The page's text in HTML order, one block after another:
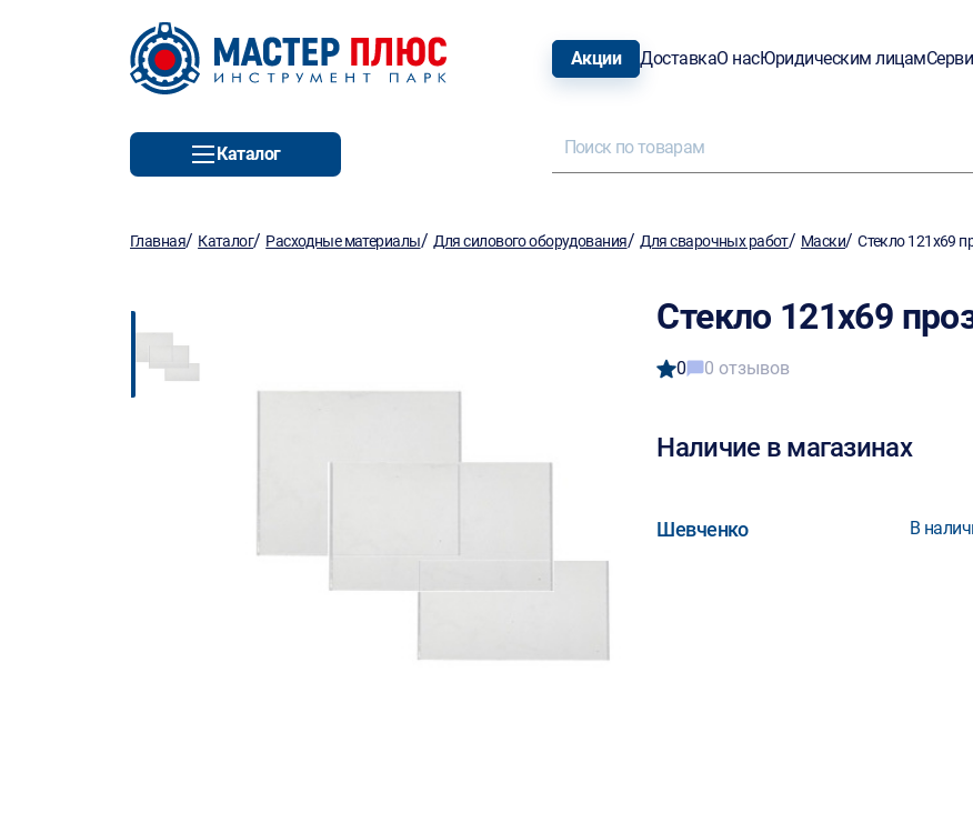
Акции ДоставкаО насЮридическим лицам
Каталог
Главная/ Каталог/ Расходные материалы/ Для силового оборудования/ Для сварочных работ/ Маски/Стекло 121х69
Стекло 121х69
0 0 отзывов
Наличие в магазинах
Шевченко В